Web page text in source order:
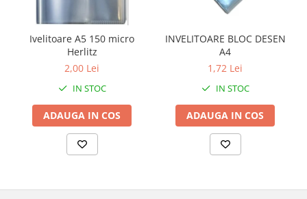
Ivelitoare A5 150 micro
Herlitz
2,00 Lei
IN STOC
ADAUGA IN COS
INVELITOARE BLOC DESEN
A4
1,72 Lei
IN STOC
ADAUGA IN COS